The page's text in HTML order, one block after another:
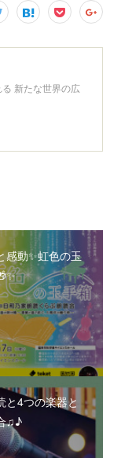
新たな世界の広
感動✨虹色の玉
と4つの楽器と
♫♪